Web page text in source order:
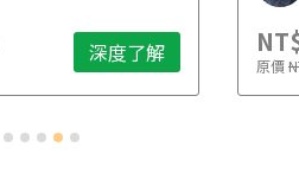
深度了解 原價